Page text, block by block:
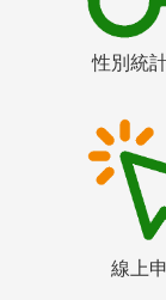
性別統
線上